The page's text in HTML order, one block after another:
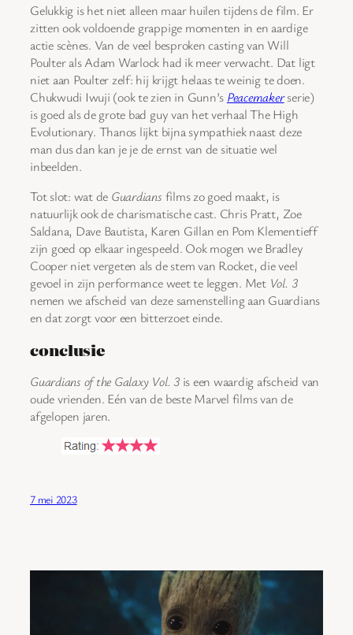
Gelukkig is het niet alleen maar huilen tijdens de film. Er
zitten ook voldoende grappige momenten in en aardige
actie scènes. Van de veel besproken casting van Will
Poulter als Adam Warlock had ik meer verwacht. Dat ligt
niet aan Poulter zelf: hij krijgt helaas te weinig te doen.
Chukwudi Iwuji (ook te zien in Gunn’s Peacemakerserie)
is goed als de grote bad guy van het verhaal The High
Evolutionary. Thanos lijkt bijna sympathiek naast deze
man dus dan kan je je de ernst van de situatie wel
inbeelden.
Tot slot: wat de Guardians films zo goed maakt, is
natuurlijk ook de charismatische cast. Chris Pratt, Zoe
Saldana, Dave Bautista, Karen Gillan en Pom Klementieff
zijn goed op elkaar ingespeeld. Ook mogen we Bradley
Cooper niet vergeten als de stem van Rocket, die veel
gevoel in zijn performance weet te leggen. Met Vol. 3
nemen we afscheid van deze samenstelling aan Guardians
en dat zorgt voor een bitterzoet einde.
conclusie
Guardians of the Galaxy Vol. 3is een waardig afscheid van
oude vrienden. Eén van de beste Marvel films van de
afgelopen jaren.
7 mei 2023